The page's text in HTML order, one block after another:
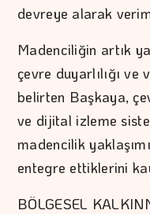
devreye alarak
Madenciliğin artık
çevre duyarlılığı
belirten Başkaya,
ve dijital izleme
madencilik
entegre ettiklerini
BÖLGESEL